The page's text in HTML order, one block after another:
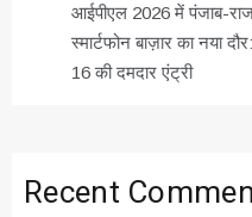
आईपीएल 2026 में पंजाब-
स्मार्टफोन बाज़ार का नया
16 की दमदार एंट्री
Recent